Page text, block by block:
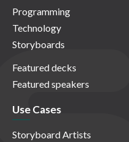
Programming
Technology
Storyboards
Featured decks
Featured speakers
Use Cases
Storyboard Artists